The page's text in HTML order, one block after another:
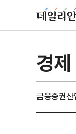
경제
금융증권산